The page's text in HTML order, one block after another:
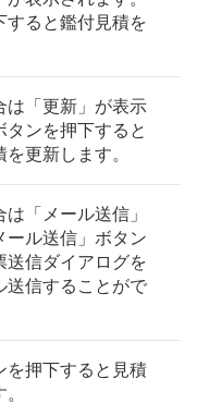
すると鑑付見積を
は「更新」が表示
タンを押下すると
更新します。
「メール送信」
ール送信」ボタン
送信ダイアログを
送信することがで
を押下すると見積